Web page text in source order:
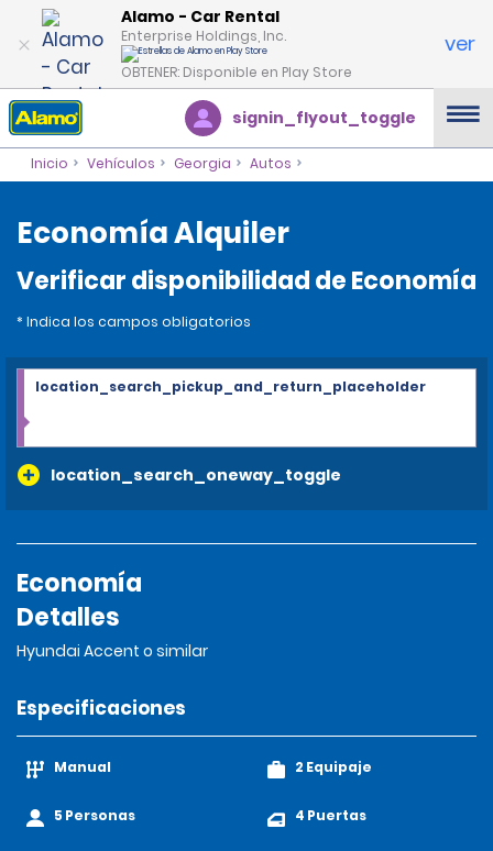
Alamo - Car Rental
Enterprise Holdings, Inc.
OBTENER: Disponible en Play Store
ver
signin_flyout_toggle
Inicio Vehículos Georgia Autos
Economía Alquiler
Verificar disponibilidad de Economía
* Indica los campos obligatorios
location_search_oneway_toggle
location_search_pickup_and_return_placeholder
Economía
Detalles
Hyundai Accent o similar
Especificaciones
Manual
5 Personas
2 Equipaje
4 Puertas